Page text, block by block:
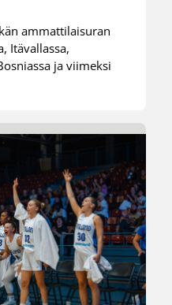
ammattilaisuran
Itävallassa,
ja viimeksi